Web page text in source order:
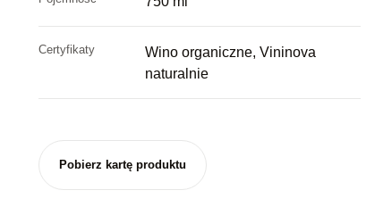
Certyfikaty
Wino organiczne, Vininova
naturalnie
Pobierz kartę produktu